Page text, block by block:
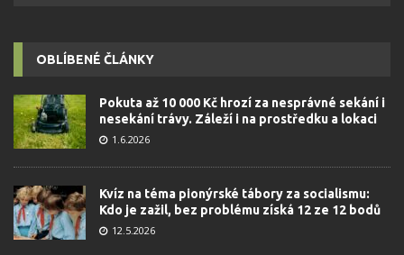
OBLÍBENÉ ČLÁNKY
Pokuta až 10 000 Kč hrozí za nesprávné sekání i
nesekání trávy. Záleží i na prostředku a lokaci
1.6.2026
Kvíz na téma pionýrské tábory za socialismu:
Kdo je zažil, bez problému získá 12 ze 12 bodů
12.5.2026